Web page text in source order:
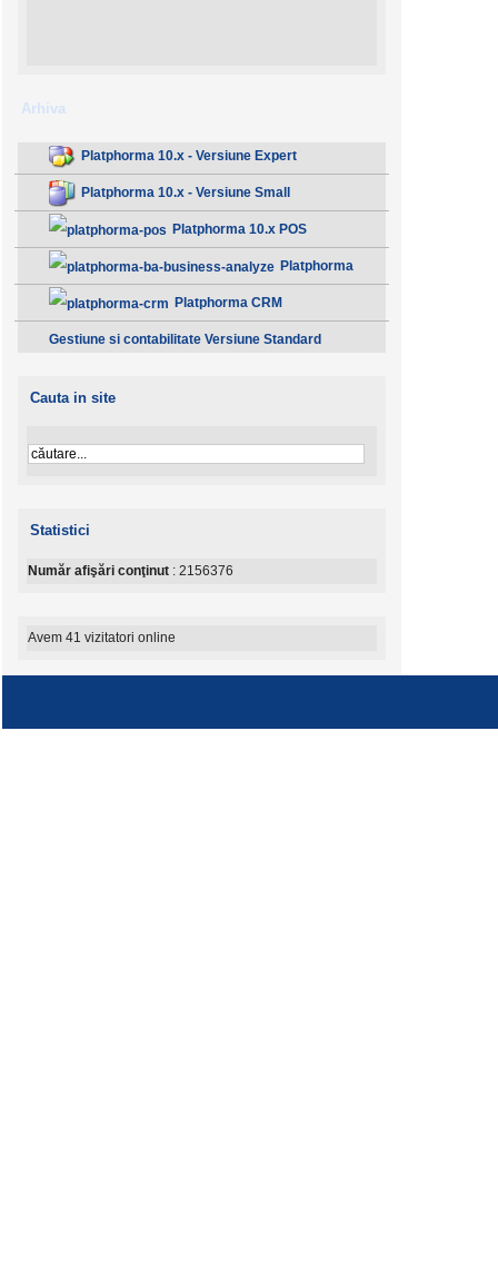
Arhiva
Platphorma 10.x - Versiune Expert
Platphorma 10.x - Versiune Small
Platphorma 10.x POS
Platphorma
B.A. Analiza afacerii - ClasicPlatphorma CRM
Gestiune si contabilitate Versiune Standard
Cauta in site
Statistici
Număr afişări conţinut : 2156376
Avem 41 vizitatori online